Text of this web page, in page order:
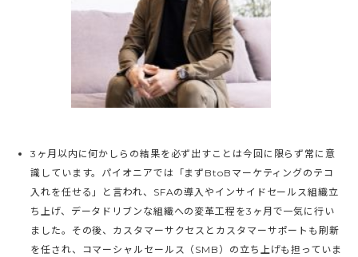
3ヶ月以内に何かしらの結果を必ず出すことは今回に限らず常に意
識しています。パイオニアでは「まずBtoBマーケティングのテコ
入れを任せる」と言われ、SFAの導入やインサイドセールス組織立
ち上げ、データドリブンな組織への変革工程を3ヶ月で一気に行い
ました。その後、カスタマーサクセスとカスタマーサポートも刷新
を任され、コマーシャルセールス（SMB）の立ち上げも担っていま